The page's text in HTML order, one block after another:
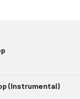
(Instrumental)